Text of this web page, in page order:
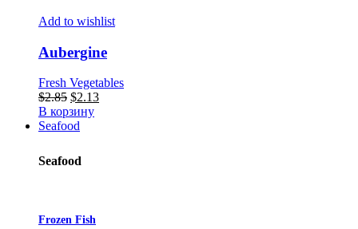
Add to wishlist
Aubergine
Fresh Vegetables
$2.85 Первоначальная
цена
составляла
$2.13Текущая
В корзину
Seafood
Seafood
Frozen Fish